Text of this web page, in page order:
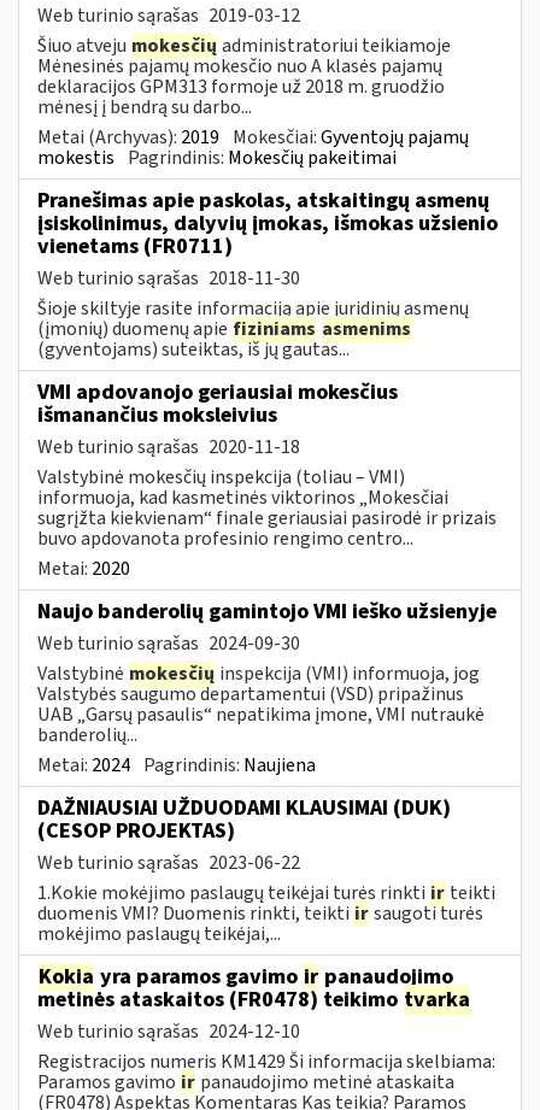
Web turinio sąrašas 2019-03-12
Šiuo atveju mokesčių administratoriui teikiamoje
Mėnesinės pajamų mokesčio nuo A klasės pajamų
deklaracijos GPM313 formoje už 2018 m. gruodžio
mėnesį į bendrą su darbo...
Metai (Archyvas): 2019 Mokesčiai:Gyventojų pajamų
mokestis Pagrindinis: Mokesčių pakeitimai
Pranešimas apie paskolas, atskaitingų asmenų
įsiskolinimus, dalyvių įmokas, išmokas užsienio
vienetams (FR0711)
Web turinio sąrašas 2018-11-30
Šioje skiltyje rasite informaciją apie juridinių asmenų
(įmonių) duomenų apie fiziniams asmenims
(gyventojams) suteiktas, iš jų gautas...
VMI apdovanojo geriausiai mokesčius
išmanančius moksleivius
Web turinio sąrašas 2020-11-18
Valstybinė mokesčių inspekcija (toliau – VMI)
informuoja, kad kasmetinės viktorinos „Mokesčiai
sugrįžta kiekvienam“ finale geriausiai pasirodė ir prizais
buvo apdovanota profesinio rengimo centro...
Metai: 2020
Naujo banderolių gamintojo VMI ieško užsienyje
Web turinio sąrašas 2024-09-30
Valstybinė mokesčių inspekcija (VMI) informuoja, jog
Valstybės saugumo departamentui (VSD) pripažinus
UAB „Garsų pasaulis“ nepatikima įmone, VMI nutraukė
banderolių...
Metai: 2024 Pagrindinis: Naujiena
DAŽNIAUSIAI UŽDUODAMI KLAUSIMAI (DUK)
(CESOP PROJEKTAS)
Web turinio sąrašas 2023-06-22
1.Kokie mokėjimo paslaugų teikėjai turės rinkti ir teikti
duomenis VMI? Duomenis rinkti, teikti irsaugoti turės
mokėjimo paslaugų teikėjai,...
Kokia yra paramos gavimo ir panaudojimo
metinės ataskaitos (FR0478) teikimo tvarka
Web turinio sąrašas 2024-12-10
Registracijos numeris KM1429 Ši informacija skelbiama:
Paramos gavimo ir panaudojimo metinė ataskaita
(FR0478) Aspektas Komentaras Kas teikia? Paramos